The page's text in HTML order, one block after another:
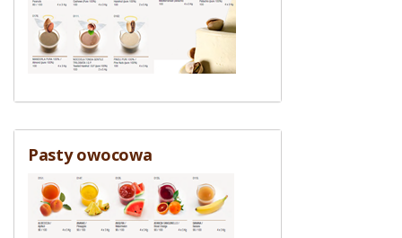
Pasty owocowa